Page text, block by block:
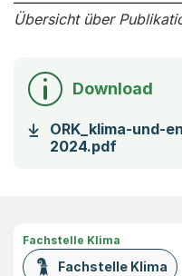
Übersicht über
Download
ORK_klima-und-
2024.pdf(Startet
Fachstelle Klima
Fachstelle Klima